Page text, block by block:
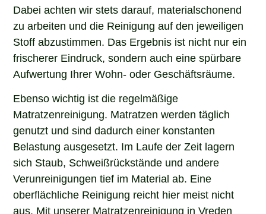
Dabei achten wir stets darauf, materialschonend
zu arbeiten und die Reinigung auf den jeweiligen
Stoff abzustimmen. Das Ergebnis ist nicht nur ein
frischerer Eindruck, sondern auch eine spürbare
Aufwertung Ihrer Wohn- oder Geschäftsräume.
Ebenso wichtig ist die regelmäßige
Matratzenreinigung. Matratzen werden täglich
genutzt und sind dadurch einer konstanten
Belastung ausgesetzt. Im Laufe der Zeit lagern
sich Staub, Schweißrückstände und andere
Verunreinigungen tief im Material ab. Eine
oberflächliche Reinigung reicht hier meist nicht
aus. Mit unserer Matratzenreinigung in Vreden